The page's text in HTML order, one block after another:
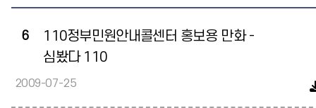
6
110정부민원안내콜센터 홍보용 만화 -
심봤다 110
2009-07-25